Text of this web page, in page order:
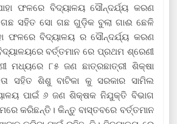
ଫଳରେ ବିଦ୍ୟାଳୟ ସୌନ୍ଦର୍ଯ୍ୟ କରଣ
ଗଛ ସହିତ ସୋ ଗଛ ଗୁଡ଼ିକ ବୁଲା ଗାଈ ଛେଳି
ଫଳରେ ବିଦ୍ୟାଳୟ ର ସୌନ୍ଦର୍ଯ୍ୟ କରଣ
ବର୍ତ୍ତମାନ ରେ ପ୍ରଥମ ଶ୍ରେଣୀ
ମଧ୍ୟରେ ୮୫ ଜଣ ଛାତ୍ରଛାତ୍ରୀ ଶିକ୍ଷା
ସହିତ ଶିଶୁ ବାଟିକା କୁ ସରକାର ସାମିଲ
ପାଇଁ ୬ ଜଣ ଶିକ୍ଷକ ନିଯୁକ୍ତି ବିଭାଗ
କରିଛନ୍ତି। କିନ୍ତୁ ବାସ୍ତବରେ ବର୍ତ୍ତମାନ